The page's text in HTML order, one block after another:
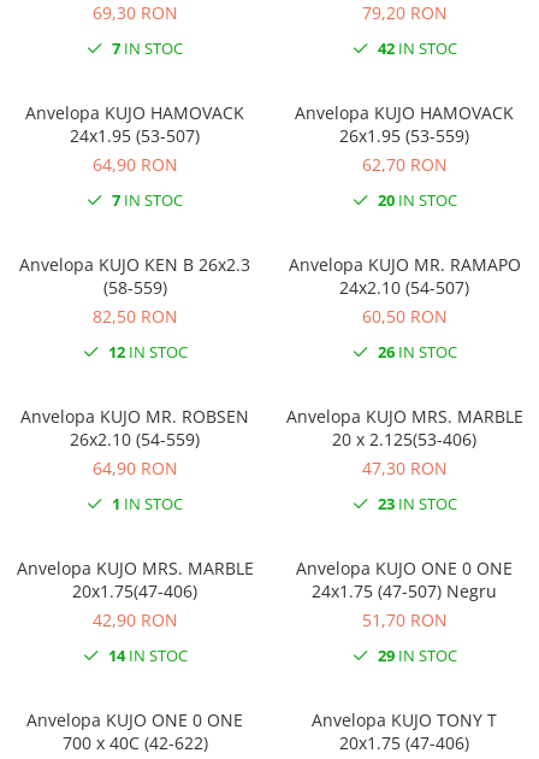
69,30 RON
7 IN STOC
79,20 RON
42IN STOC
Anvelopa KUJO HAMOVACK
24x1.95 (53-507)
64,90 RON
7 IN STOC
Anvelopa KUJO HAMOVACK
26x1.95 (53-559)
62,70 RON
20IN STOC
Anvelopa KUJO KEN B 26x2.3
(58-559)
82,50 RON
12IN STOC
Anvelopa KUJO MR. RAMAPO
24x2.10 (54-507)
60,50 RON
26IN STOC
Anvelopa KUJO MR. ROBSEN
26x2.10 (54-559)
64,90 RON
1 IN STOC
Anvelopa KUJO MRS. MARBLE
20 x 2.125(53-406)
47,30 RON
23IN STOC
Anvelopa KUJO MRS. MARBLE
20x1.75(47-406)
42,90 RON
14IN STOC
Anvelopa KUJO ONE 0 ONE
24x1.75 (47-507) Negru
51,70 RON
29IN STOC
Anvelopa KUJO ONE 0 ONE
700 x 40C (42-622)
Anvelopa KUJO TONY T
20x1.75 (47-406)